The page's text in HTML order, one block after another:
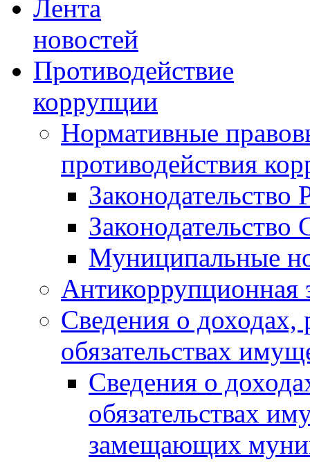
Лента
новостей
Противодействие
коррупции
Нормативные
противодействия
Законодательство
Муниципальные
Антикоррупционная
Сведения о доходах,
обязательствах
Сведения о
обязательствах
замещающих